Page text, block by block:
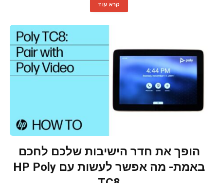
קרא עוד
הופך את חדר הישיבות שלכם לחכם
באמת- מה אפשר לעשות עם HP Poly